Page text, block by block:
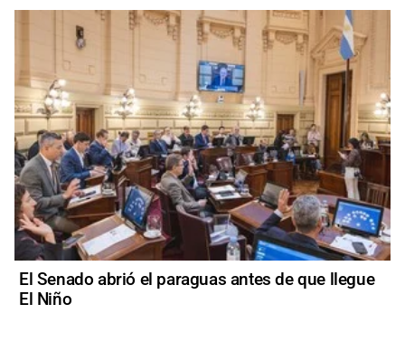
El Senado abrió el paraguas antes de que llegue
El Niño